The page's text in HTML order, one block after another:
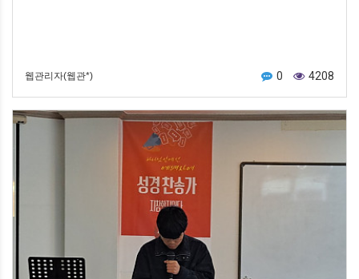
웹관리자(웹관*) 0 4208